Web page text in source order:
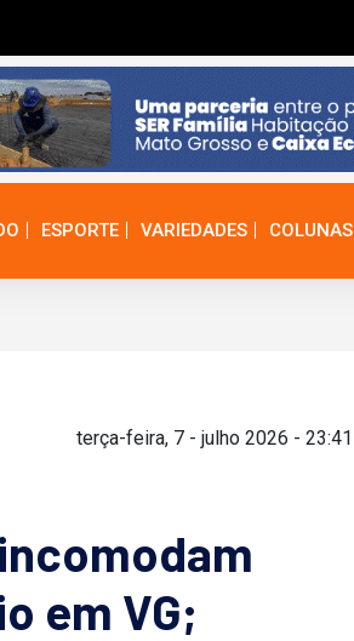
ESPORTE VARIEDADES COLUNAS
terça-feira, 7 - julho 2026 - 23:41
em VG;